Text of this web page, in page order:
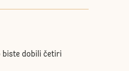
biste dobili četiri